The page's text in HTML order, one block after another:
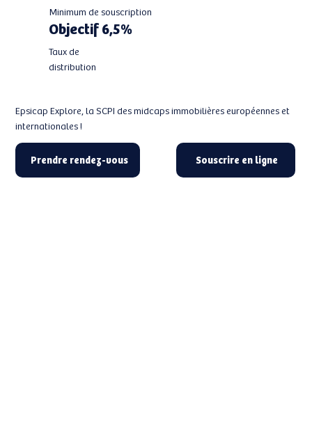
Minimum de souscription
Objectif 6,5%
Taux de
distribution
Epsicap Explore, la SCPI des midcaps immobilières européennes et
internationales !
Prendre rendez-vous Souscrire en ligne